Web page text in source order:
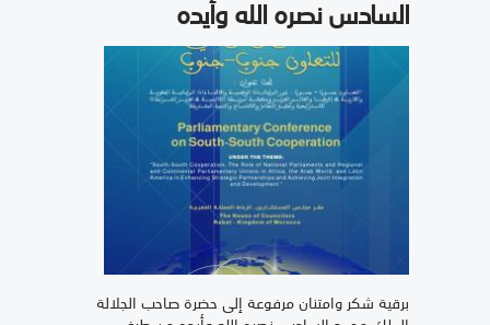
السادس نصره الله وأيده
برقية شكر وامتنان مرفوعة إلى حضرة صاحب الجلالة